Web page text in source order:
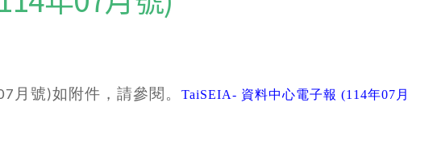
月號)如附件，請參閱。 TaiSEIA- 資料中心電子報 (114年07月